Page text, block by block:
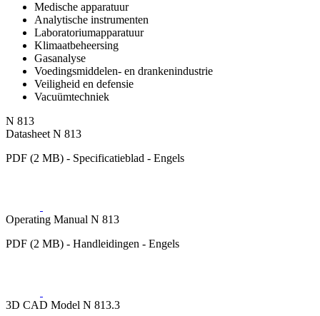
Medische apparatuur
Analytische instrumenten
Laboratoriumapparatuur
Klimaatbeheersing
Gasanalyse
Voedingsmiddelen- en drankenindustrie
Veiligheid en defensie
Vacuümtechniek
N 813
Datasheet N 813
PDF (2 MB) - Specificatieblad - Engels
Operating Manual N 813
PDF (2 MB) - Handleidingen - Engels
3D CAD Model N 813.3